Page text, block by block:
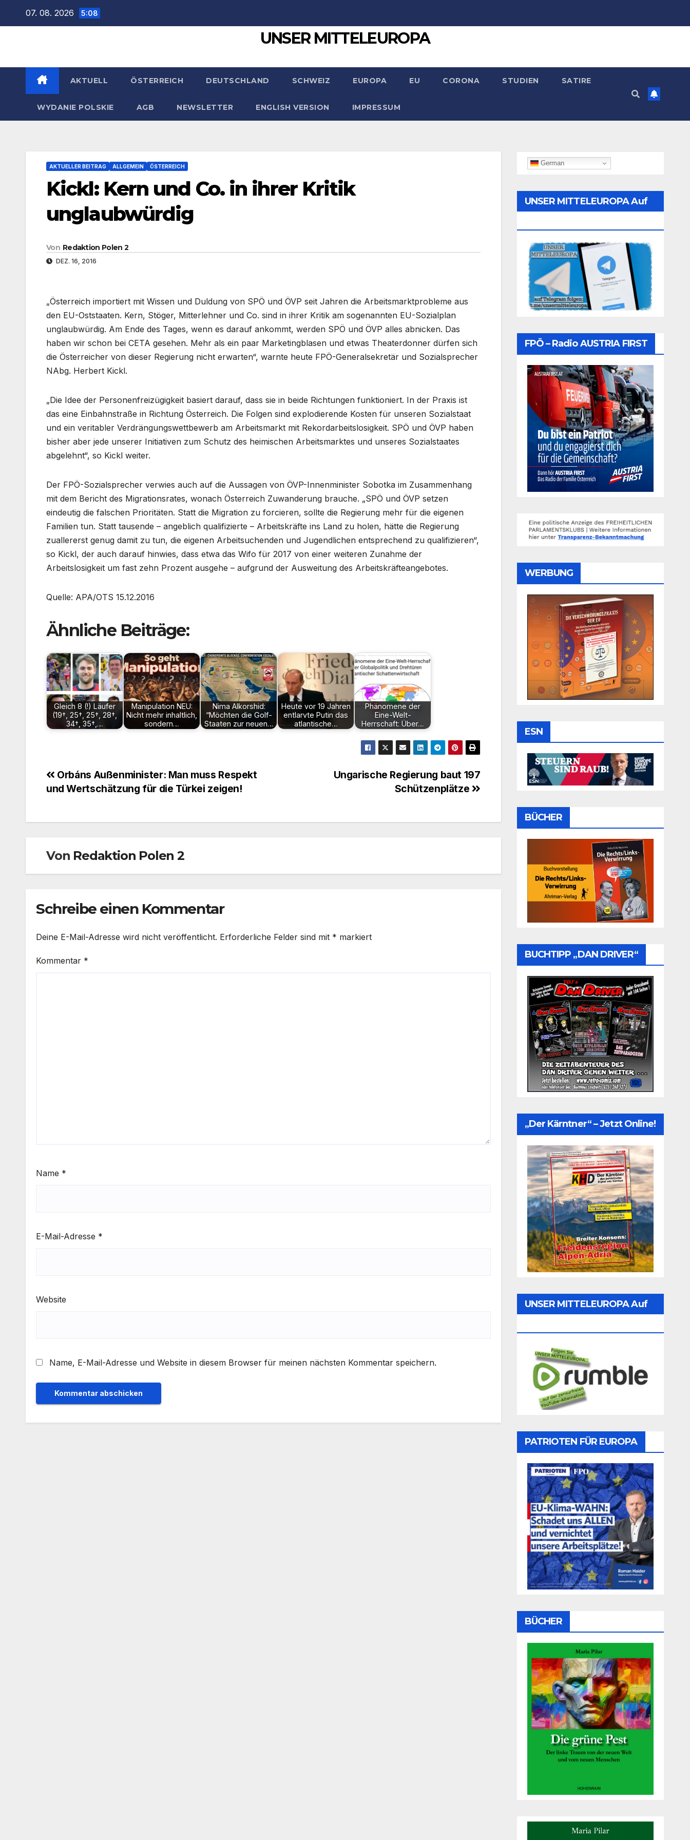
07. 08. 2026 5:08
UNSER MITTELEUROPA
AKTUELL ÖSTERREICH DEUTSCHLAND SCHWEIZ EUROPA EU CORONA STUDIEN SATIRE
WYDANIE POLSKIE AGB NEWSLETTER ENGLISH VERSION IMPRESSUM
AKTUELLER BEITRAG ALLGEMEIN ÖSTERREICH
Kickl: Kern und Co. in ihrer Kritik
unglaubwürdig
Von Redaktion Polen 2
DEZ. 16, 2016
„Österreich importiert mit Wissen und Duldung von SPÖ und ÖVP seit Jahren die Arbeitsmarktprobleme aus
den EU-Oststaaten. Kern, Stöger, Mitterlehner und Co. sind in ihrer Kritik am sogenannten EU-Sozialplan
unglaubwürdig. Am Ende des Tages, wenn es darauf ankommt, werden SPÖ und ÖVP alles abnicken. Das
haben wir schon bei CETA gesehen. Mehr als ein paar Marketingblasen und etwas Theaterdonner dürfen sich
die Österreicher von dieser Regierung nicht erwarten“, warnte heute FPÖ-Generalsekretär und Sozialsprecher
NAbg. Herbert Kickl.
„Die Idee der Personenfreizügigkeit basiert darauf, dass sie in beide Richtungen funktioniert. In der Praxis ist
das eine Einbahnstraße in Richtung Österreich. Die Folgen sind explodierende Kosten für unseren Sozialstaat
und ein veritabler Verdrängungswettbewerb am Arbeitsmarkt mit Rekordarbeitslosigkeit. SPÖ und ÖVP haben
bisher aber jede unserer Initiativen zum Schutz des heimischen Arbeitsmarktes und unseres Sozialstaates
abgelehnt“, so Kickl weiter.
Der FPÖ-Sozialsprecher verwies auch auf die Aussagen von ÖVP-Innenminister Sobotka im Zusammenhang
mit dem Bericht des Migrationsrates, wonach Österreich Zuwanderung brauche. „SPÖ und ÖVP setzen
eindeutig die falschen Prioritäten. Statt die Migration zu forcieren, sollte die Regierung mehr für die eigenen
Familien tun. Statt tausende – angeblich qualifizierte – Arbeitskräfte ins Land zu holen, hätte die Regierung
zuallererst genug damit zu tun, die eigenen Arbeitsuchenden und Jugendlichen entsprechend zu qualifizieren“,
so Kickl, der auch darauf hinwies, dass etwa das Wifo für 2017 von einer weiteren Zunahme der
Arbeitslosigkeit um fast zehn Prozent ausgehe – aufgrund der Ausweitung des Arbeitskräfteangebotes.
Quelle: APA/OTS 15.12.2016
Ähnliche Beiträge:
Gleich 8 (!) Läufer
(19†, 25†, 25†, 28†,
34†, 35†,…
Manipulation NEU:
Nicht mehr inhaltlich,
sondern…
Nima Alkorshid:
“Möchten die Golf-
Staaten zur neuen…
Heute vor 19 Jahren
entlarvte Putin das
atlantische…
Phänomene der
Eine-Welt-
Herrschaft: Über…
Beitragsnavigation
Ungarische Regierung baut 197
Schützenplätze
Orbáns Außenminister: Man muss Respekt
und Wertschätzung für die Türkei zeigen!
Von Redaktion Polen 2
Schreibe einen Kommentar
Deine E-Mail-Adresse wird nicht veröffentlicht. Erforderliche Felder sind mit * markiert
Kommentar *
Name *
E-Mail-Adresse *
Website
Name, E-Mail-Adresse und Website in diesem Browser für meinen nächsten Kommentar speichern.
German
UNSER MITTELEUROPA Auf
FPÖ – Radio AUSTRIA FIRST
WERBUNG
ESN
BÜCHER
BUCHTIPP „DAN DRIVER“
„Der Kärntner“ – Jetzt Online!
UNSER MITTELEUROPA Auf
PATRIOTEN FÜR EUROPA
BÜCHER